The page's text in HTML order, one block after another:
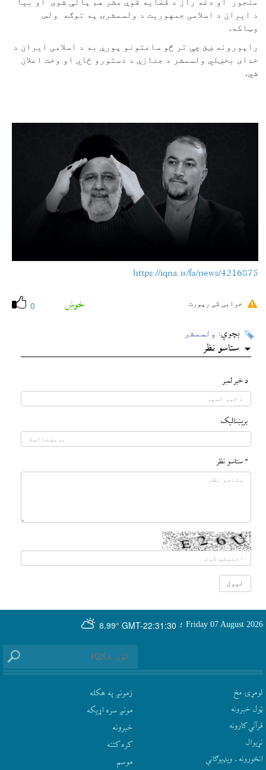
د ایران د اسلامی جمهوریت د ولسمشرۍ په توګه ولس
وټاکه.
راپورونه ښئ چې تر څو ساعتونو پورې به د اسلامی ایران د
خدای بخښلي ولسمشر د جنازې د دستورو ځاي او وخت اعلان
شي.
https://iqna.ir/fa/news/4216875
0 خوښ خرابی کی رپورٹ
بچوې: ولسمشر
ستاسو نظر
د خبر لمبر
بريښناليک
* ستاسو نظر
GMT-22:31:30
8.99° Friday 07 August 2026 ؛
لومړۍ مخ
ټول خبرونه
قرآني کارونه
نړيوال
انځورونه ـ ویډیوګانې
زمونږ په هکله
مونږ سره اړيکه
‫خبرونه
کره کتنه
موسم